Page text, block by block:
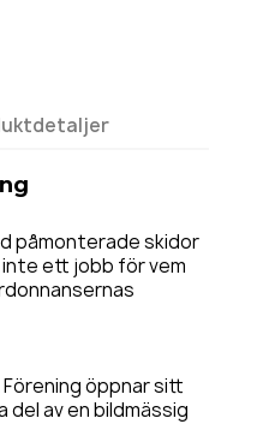
påmonterade skidor
ett jobb för vem
öppnar sitt
del av en bildmässig